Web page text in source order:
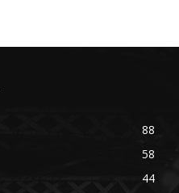
88
58
44